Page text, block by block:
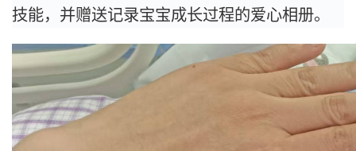
技能，并赠送记录宝宝成长过程的爱心相册。